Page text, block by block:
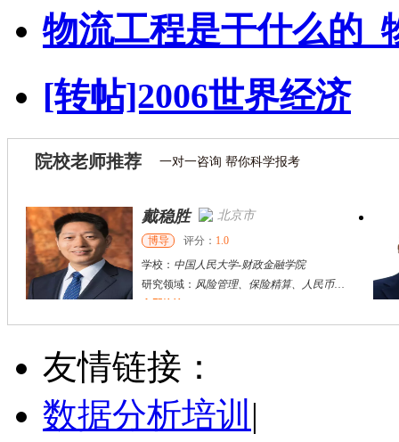
物流工程是干什么的_
[转帖]2006世界经济
院校老师推荐 一对一咨询 帮你科学报考
戴稳胜 北京市
博导 评分： 1.0
学校： 中国人民大学-财政金融学院
研究领域： 风险管理、保险精算、人民币国际化
立即咨询
陈传红 武汉市
硕导
学校：中南民族大学
立即咨询
友情链接：
数据分析培训 |